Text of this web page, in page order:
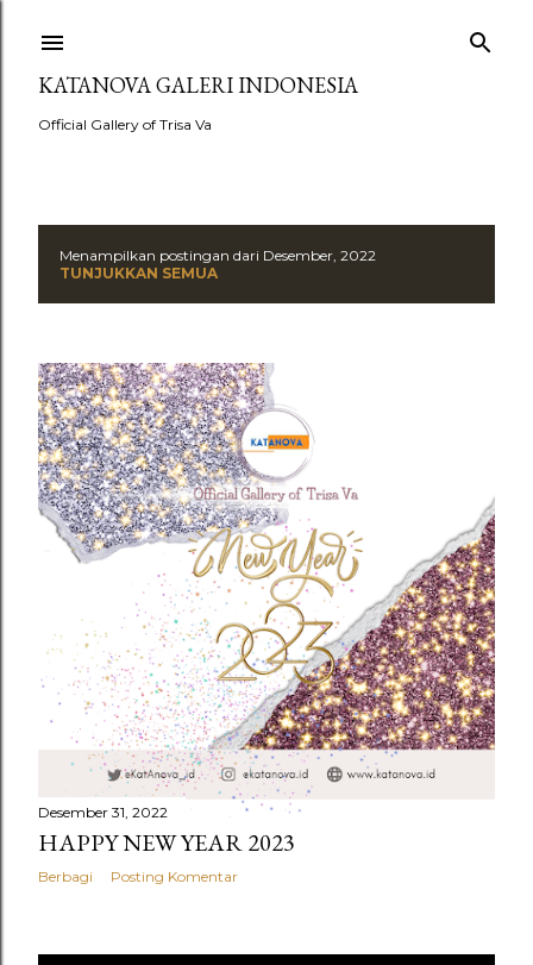
KATANOVA GALERI INDONESIA
Official Gallery of Trisa Va
s
t
i
n
n
Menampilkan postingan dari Desember, 2022
TUNJUKKAN SEMUA
Desember 31, 2022
HAPPY NEW YEAR 2023
Berbagi Posting Komentar